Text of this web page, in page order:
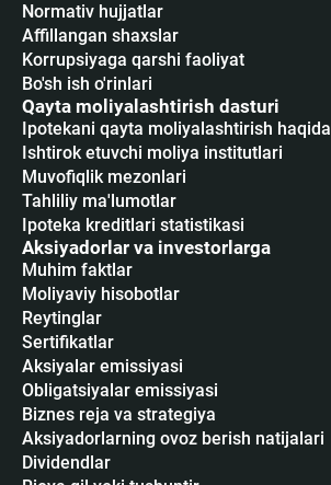
Normativ hujjatlar
Affillangan shaxslar
Korrupsiyaga qarshi faoliyat
Bo'sh ish o'rinlari
Qayta moliyalashtirish dasturi
Ipotekani qayta moliyalashtirish haqida
Ishtirok etuvchi moliya institutlari
Muvofiqlik mezonlari
Tahliliy ma'lumotlar
Ipoteka kreditlari statistikasi
Aksiyadorlar va investorlarga
Muhim faktlar
Moliyaviy hisobotlar
Reytinglar
Sertifikatlar
Аksiyalar emissiyasi
Obligatsiyalar emissiyasi
Biznes reja va strategiya
Aksiyadorlarning ovoz berish natijalari
Dividendlar